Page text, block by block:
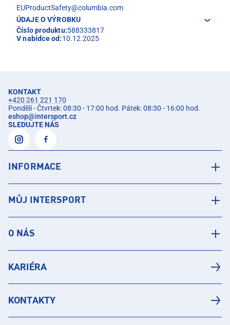
EUProductSafety@columbia.com
ÚDAJE O VÝROBKU
Číslo produktu:588333817
V nabídce od:10.12.2025
KONTAKT
+420 261 221 170
Pondělí - Čtvrtek: 08:30 - 17:00 hod. Pátek: 08:30 - 16:00 hod.
eshop@intersport.cz
SLEDUJTE NÁS
INFORMACE
MŮJ INTERSPORT
O NÁS
KARIÉRA
KONTAKTY